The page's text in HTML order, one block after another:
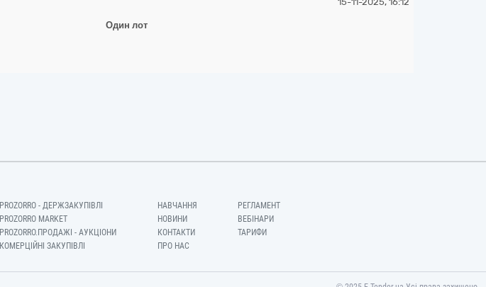
Один лот
PROZORRO - ДЕРЖЗАКУПІВЛІ
PROZORRO MARKET
PROZORRO.ПРОДАЖІ - АУКЦІОНИ
КОМЕРЦІЙНІ ЗАКУПІВЛІ
НАВЧАННЯ
НОВИНИ
КОНТАКТИ
ПРО НАС
РЕГЛАМЕНТ
ВЕБІНАРИ
ТАРИФИ